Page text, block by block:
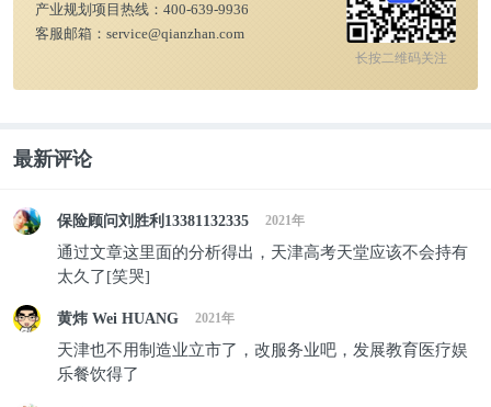
根据北京市现行积分落户政策计算，假设小明为一名
普通本科毕业生，合法租赁住所或单位宿舍，那么他
分，在连续缴纳7年社保并获得居住证后可以申请积
想条件下，即使不考虑其他现实因素，一名普通本科
毕业生想要在北京落户至少也需要20年以上的时间，
而北京近三年积分落户分数线一直为增长状态。
产业规划项目热线： 400-639-9936
客服邮箱： service@qianzhan.com
长按二维码关注
最新评论
保险顾问刘胜利13381132335 2021年
通过文章这里面的分析得出，天津高考天堂应该不会持有
太久了[笑哭]
黄炜 Wei HUANG 2021年
天津也不用制造业立市了，改服务业吧，发展教育医疗娱
乐餐饮得了